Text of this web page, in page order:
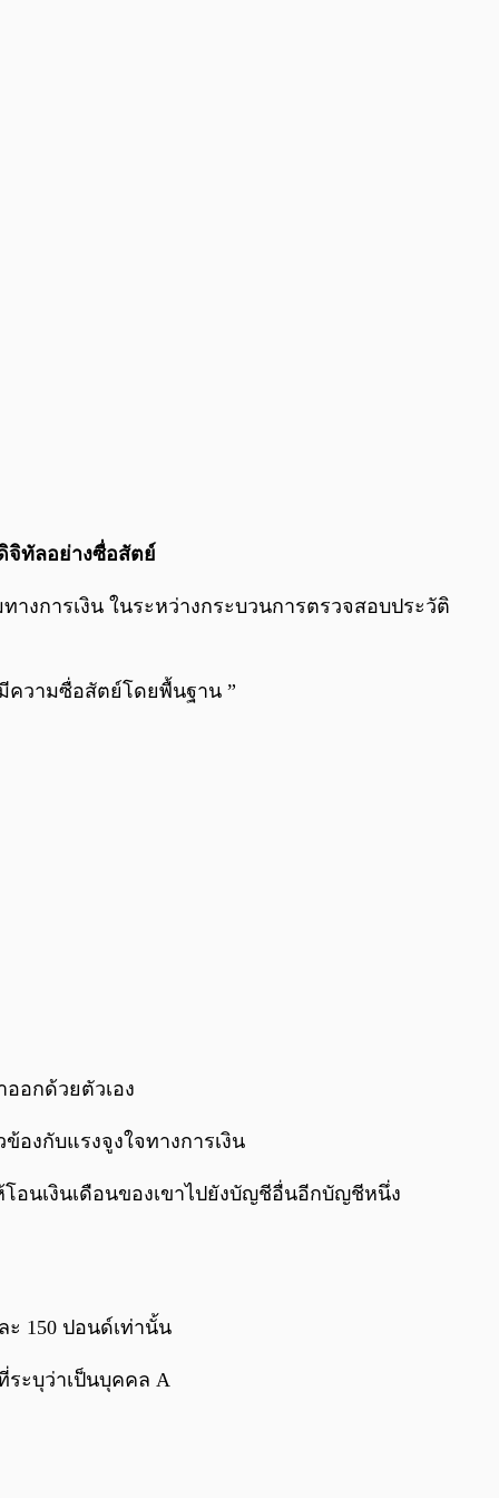
จิทัลอย่างซื่อสัตย์
งการเงิน ในระหว่างกระบวนการตรวจสอบประวัติ
มีความซื่อสัตย์โดยพื้นฐาน ”
อกด้วยตัวเอง
องกับแรงจูงใจทางการเงิน
โอนเงินเดือนของเขาไปยังบัญชีอื่นอีกบัญชีหนึ่ง
ะ 150 ปอนด์เท่านั้น
ะบุว่าเป็นบุคคล A